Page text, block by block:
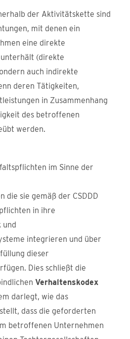
der Aktivitätskette sind
mit denen ein
eine direkte
(direkte
auch indirekte
deren Tätigkeiten,
in Zusammenhang
des betroffenen
werden.
im Sinne der
die sie gemäß der CSDDD
in ihre
und
integrieren und über
dieser
Dies schließt die
Verhaltenskodex
darlegt, wie das
dass die geforderten
betroffenen Unternehmen